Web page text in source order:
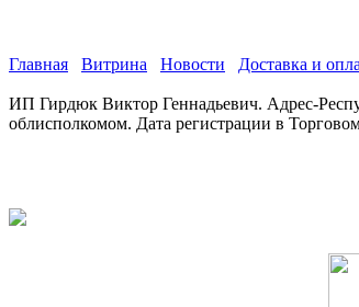
Главная
Витрина Новости Доставка и
ИП Гирдюк Виктор Геннадьевич. Адрес-
облисполкомом. Дата регистрации в